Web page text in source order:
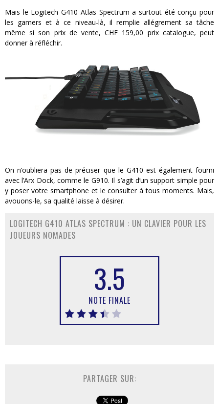
Mais le Logitech G410 Atlas Spectrum a surtout été conçu pour
les gamers et à ce niveau-là, il remplie allégrement sa tâche
même si son prix de vente, CHF 159,00 prix catalogue, peut
donner à réfléchir.
On n’oubliera pas de préciser que le G410 est également fourni
avec l’Arx Dock, comme le G910. Il s’agit d’un support simple pour
y poser votre smartphone et le consulter à tous moments. Mais,
avouons-le, sa qualité laisse à désirer.
LOGITECH G410 ATLAS SPECTRUM : UN CLAVIER POUR LES
JOUEURS NOMADES
3.5
NOTE FINALE
PARTAGER SUR: